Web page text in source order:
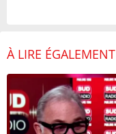
À LIRE ÉGALEMENT